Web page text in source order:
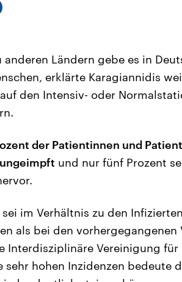
anderen Ländern gebe es in
erklärte Karagiannidis
den Intensiv- oder
der Patientinnen und
ungeimpft und nur fünf Prozent
im Verhältnis zu den
als bei den vorhergegangenen
Interdisziplinäre Vereinigung
sehr hohen Inzidenzen bedeute